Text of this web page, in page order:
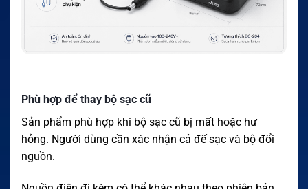
Phù hợp để thay bộ sạc cũ
Sản phẩm phù hợp khi bộ sạc cũ bị mất hoặc hư
hỏng. Người dùng cần xác nhận cả đế sạc và bộ đổi
nguồn.